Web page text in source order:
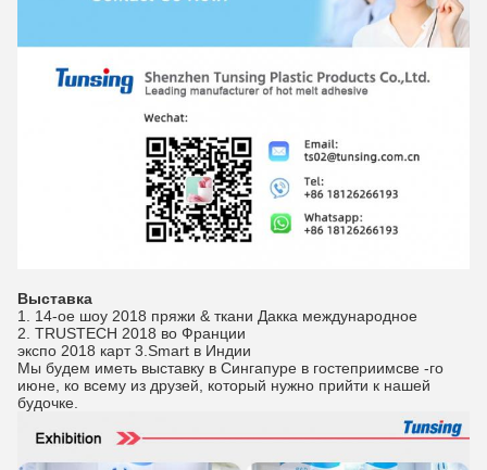
Выставка
1. 14-ое шоу 2018 пряжи & ткани Дакка международное
2. TRUSTECH 2018 во Франции
экспо 2018 карт 3.Smart в Индии
Мы будем иметь выставку в Сингапуре в гостеприимсве -го
июне, ко всему из друзей, который нужно прийти к нашей
будочке.